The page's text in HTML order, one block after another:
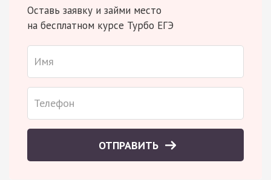
Оставь заявку и займи место
на бесплатном курсе Турбо ЕГЭ
ОТПРАВИТЬ